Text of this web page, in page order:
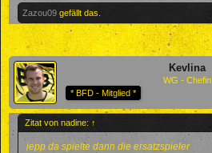
Zazou09 gefällt das.
Kevlina
WG - Chefin
* BFD - Mitglied *
Zitat von nadine: ↑
jepp da spielte dann die ersatzspieler